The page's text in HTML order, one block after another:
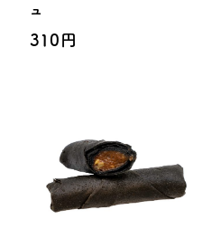
ュ
310円